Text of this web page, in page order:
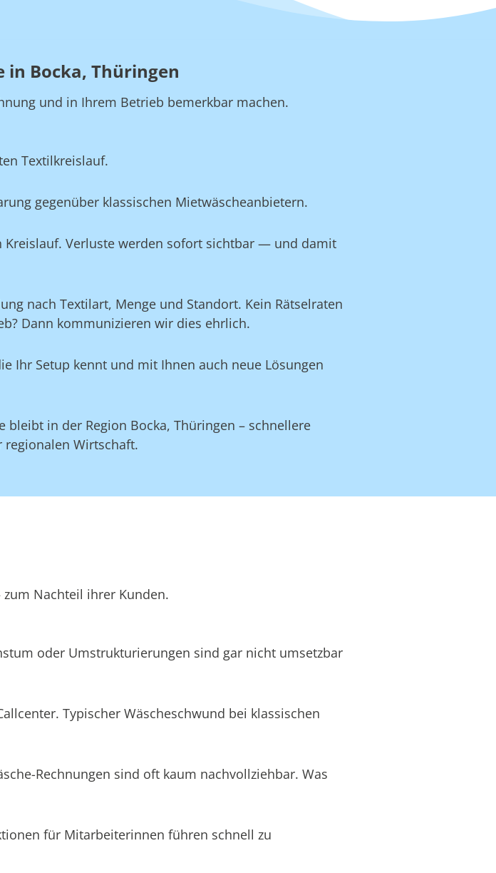
in Bocka, Thüringen
und in Ihrem Betrieb bemerkbar machen.
Textilkreislauf.
gegenüber klassischen Mietwäscheanbietern.
Kreislauf. Verluste werden sofort sichtbar — und damit
nach Textilart, Menge und Standort. Kein Rätselraten
Dann kommunizieren wir dies ehrlich.
Ihr Setup kennt und mit Ihnen auch neue Lösungen
bleibt in der Region Bocka, Thüringen – schnellere
regionalen Wirtschaft.
Nachteil ihrer Kunden.
oder Umstrukturierungen sind gar nicht umsetzbar
Typischer Wäscheschwund bei klassischen
Rechnungen sind oft kaum nachvollziehbar. Was
für Mitarbeiterinnen führen schnell zu